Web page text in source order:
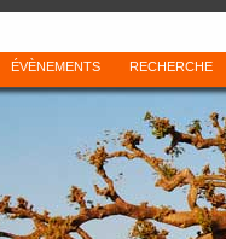
ÉVÈNEMENTS RECHERCHE